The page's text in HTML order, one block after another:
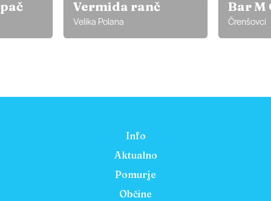
Vermida ranč
Velika Polana
Bar M
Črenšovci
Info
Aktualno
Pomurje
Občine